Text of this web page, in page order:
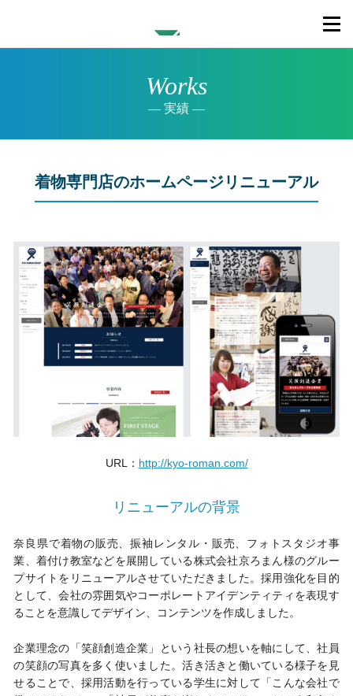
Works
実績
着物専門店のホームページリニューアル
URL： http://kyo-roman.com/
リニューアルの背景
奈良県で着物の販売、振袖レンタル・販売、フォトスタジオ事
業、着付け教室などを展開している株式会社京ろまん様のグルー
プサイトをリニューアルさせていただきました。採用強化を目的
として、会社の雰囲気やコーポレートアイデンティティを表現す
ることを意識してデザイン、コンテンツを作成しました。
企業理念の「笑顔創造企業」という社長の想いを軸にして、社員
の笑顔の写真を多く使いました。活き活きと働いている様子を見
せることで、採用活動を行っている学生に対して「こんな会社で